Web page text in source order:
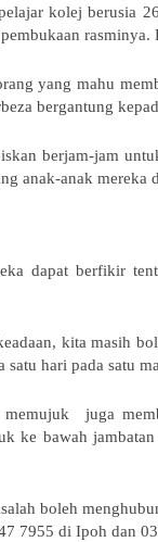
kolej berusia
yang mahu
bergantung
berjam-jam
anak-anak mereka
dapat berfikir
kita masih
hari pada satu
juga
ke bawah
boleh
7955 di Ipoh dan